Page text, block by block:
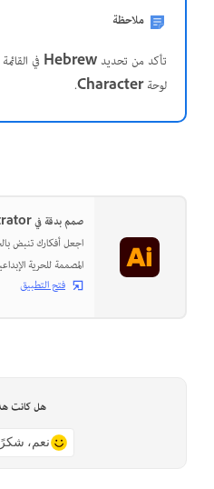
ملاحظة
تأكد من تحديدHebrew في
لوحةCharacter
.
صمم بدقة في Illustrator
اجعل أفكارك تنبض
المصممة للحرية
فتح التطبيق
هل كانت
نعم،